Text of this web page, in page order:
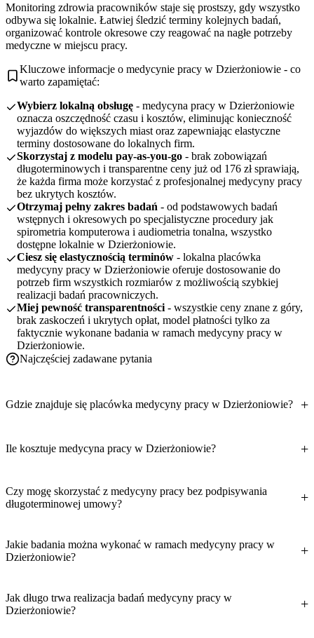
Monitoring zdrowia pracowników staje się prostszy, gdy wszystko
odbywa się lokalnie. Łatwiej śledzić terminy kolejnych badań,
organizować kontrole okresowe czy reagować na nagłe potrzeby
medyczne w miejscu pracy.
Kluczowe informacje o medycynie pracy w Dzierżoniowie - co
warto zapamiętać:
Wybierz lokalną obsługę - medycyna pracy w Dzierżoniowie
oznacza oszczędność czasu i kosztów, eliminując konieczność
wyjazdów do większych miast oraz zapewniając elastyczne
terminy dostosowane do lokalnych firm.
Skorzystaj z modelu pay-as-you-go - brak zobowiązań
długoterminowych i transparentne ceny już od 176 zł sprawiają,
że każda firma może korzystać z profesjonalnej medycyny pracy
bez ukrytych kosztów.
Otrzymaj pełny zakres badań - od podstawowych badań
wstępnych i okresowych po specjalistyczne procedury jak
spirometria komputerowa i audiometria tonalna, wszystko
dostępne lokalnie w Dzierżoniowie.
Ciesz się elastycznością terminów - lokalna placówka
medycyny pracy w Dzierżoniowie oferuje dostosowanie do
potrzeb firm wszystkich rozmiarów z możliwością szybkiej
realizacji badań pracowniczych.
Miej pewność transparentności - wszystkie ceny znane z góry,
brak zaskoczeń i ukrytych opłat, model płatności tylko za
faktycznie wykonane badania w ramach medycyny pracy w
Dzierżoniowie.
Najczęściej zadawane pytania
Gdzie znajduje się placówka medycyny pracy w Dzierżoniowie?
Ile kosztuje medycyna pracy w Dzierżoniowie?
Czy mogę skorzystać z medycyny pracy bez podpisywania
długoterminowej umowy?
Jakie badania można wykonać w ramach medycyny pracy w
Dzierżoniowie?
Jak długo trwa realizacja badań medycyny pracy w
Dzierżoniowie?